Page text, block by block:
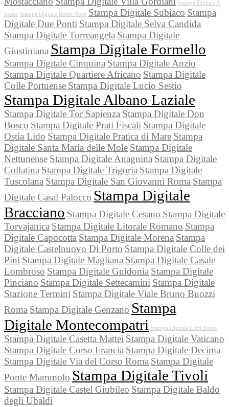
Stampa Digitale A
Roma Stampa Digitale Roma Nord Stampa Digitale Subiaco Stampa
Digitale Due Ponti Stampa Digitale Selva Candida
Stampa Digitale Torreangela Stampa Digitale
Giustiniana Stampa Digitale Formello
Stampa Digitale Cinquina Stampa Digitale Anzio
Stampa Digitale Quartiere Africano Stampa Digitale
Colle Portuense Stampa Digitale Lucio Sestio
Stampa Digitale Albano Laziale
Stampa Digitale Tor Sapienza Stampa Digitale Don
Bosco Stampa Digitale Prati Fiscali Stampa Digitale
Ostia Lido Stampa Digitale Pratica di Mare Stampa
Digitale Santa Maria delle Mole Stampa Digitale
Nettunense Stampa Digitale Anagnina Stampa Digitale
Collatina Stampa Digitale Trigoria Stampa Digitale
Tuscolana Stampa Digitale San Giovanni Roma Stampa
Digitale Casal Palocco Stampa Digitale
Bracciano Stampa Digitale Cesano Stampa Digitale
Torvajanica Stampa Digitale Litorale Romano Stampa
Digitale Capocotta Stampa Digitale Morena Stampa
Digitale Castelnuovo Di Porto Stampa Digitale Colle dei
Pini Stampa Digitale Magliana Stampa Digitale Casale
Lombroso Stampa Digitale Guidonia Stampa Digitale
Pinciano Stampa Digitale Settecamini Stampa Digitale
Stazione Termini Stampa Digitale Viale Bruno Buozzi
Roma Stampa Digitale Genzano Stampa
Digitale Montecompatri
Stampa Digitale Libri Roma
Stampa Digitale Casetta Mattei Stampa Digitale Vaticano
Stampa Digitale Corso Francia Stampa Digitale Decima
Stampa Digitale Via del Corso Roma Stampa Digitale
Ponte Mammolo Stampa Digitale Tivoli
Stampa Digitale Castel Giubileo Stampa Digitale Baldo
degli Ubaldi